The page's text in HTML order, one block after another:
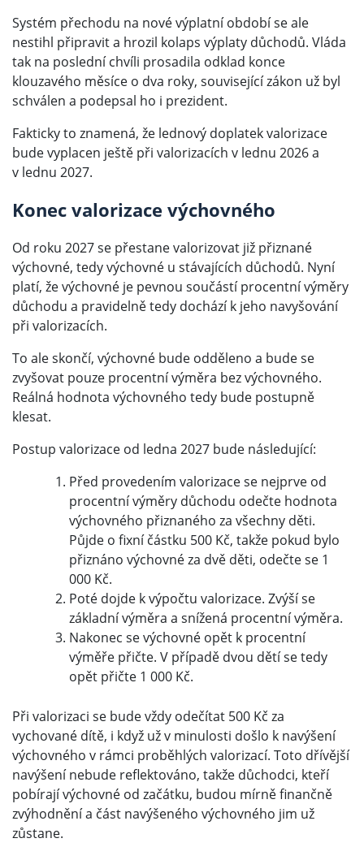
Systém přechodu na nové výplatní období se ale
nestihl připravit a hrozil kolaps výplaty důchodů. Vláda
tak na poslední chvíli prosadila odklad konce
klouzavého měsíce o dva roky, související zákon už byl
schválen a podepsal ho i prezident.
Fakticky to znamená, že lednový doplatek valorizace
bude vyplacen ještě při valorizacích v lednu 2026 a
v lednu 2027.
Konec valorizace výchovného
Od roku 2027 se přestane valorizovat již přiznané
výchovné, tedy výchovné u stávajících důchodů. Nyní
platí, že výchovné je pevnou součástí procentní výměry
důchodu a pravidelně tedy dochází k jeho navyšování
při valorizacích.
To ale skončí, výchovné bude odděleno a bude se
zvyšovat pouze procentní výměra bez výchovného.
Reálná hodnota výchovného tedy bude postupně
klesat.
Postup valorizace od ledna 2027 bude následující:
Před provedením valorizace se nejprve od
procentní výměry důchodu odečte hodnota
výchovného přiznaného za všechny děti.
Půjde o fixní částku 500 Kč, takže pokud bylo
přiznáno výchovné za dvě děti, odečte se 1
000 Kč.
Poté dojde k výpočtu valorizace. Zvýší se
základní výměra a snížená procentní výměra.
Nakonec se výchovné opět k procentní
výměře přičte. V případě dvou dětí se tedy
opět přičte 1 000 Kč.
Při valorizaci se bude vždy odečítat 500 Kč za
vychované dítě, i když už v minulosti došlo k navýšení
výchovného v rámci proběhlých valorizací. Toto dřívější
navýšení nebude reflektováno, takže důchodci, kteří
pobírají výchovné od začátku, budou mírně finančně
zvýhodnění a část navýšeného výchovného jim už
zůstane.